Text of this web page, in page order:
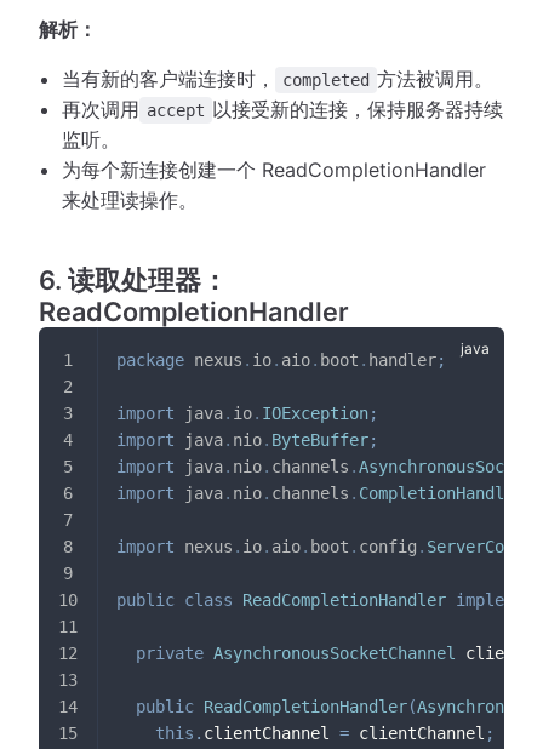
解析：
当有新的客户端连接时， completed 方法被调用。
再次调用 accept 以接受新的连接，保持服务器持续
监听。
为每个新连接创建一个 ReadCompletionHandler
来处理读操作。
6. 读取处理器：
ReadCompletionHandler
package nexus . io. aio. boot . handler;
import java. io. IOException;
import
java. nio. ByteBuffer;
import
java. nio. channels .
import
java. nio. channels . CompletionHandler
import nexus . io. aio. boot . config . ServerConfig
public class ReadCompletionHandler
private AsynchronousSocketChannel
public ReadCompletionHandler(
this . clientChannel = clientChannel ;